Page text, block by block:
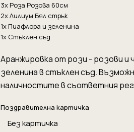
3x Роза Розова 60см
2x Лилиум Бял стрък
1x Пиафлора и зеленина
1x Стъклен съд
Аранжировка от рози - розови и
зеленина в стъклен съд.
наличностите в съответния
Поздравителна картичка